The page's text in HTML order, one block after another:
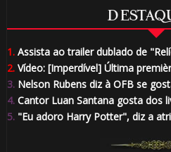
1.Assista ao trailer dublado de
2.Vídeo: [Imperdível] Última
3.Nelson Rubens diz à OFB se
4.Cantor Luan Santana gosta dos
5."Eu adoro Harry Potter", diz a